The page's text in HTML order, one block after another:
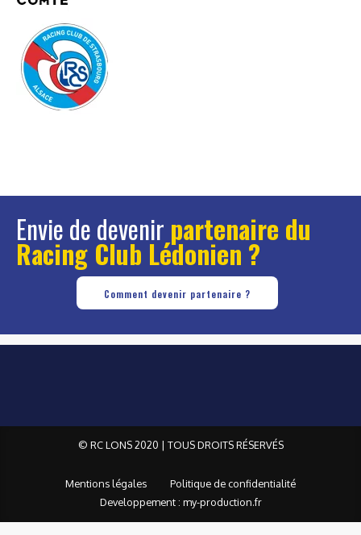
Envie de devenir partenaire du
Racing Club Lédonien ?
Comment devenir partenaire ?
© RC LONS 2020 | TOUS DROITS RÉSERVÉS
Mentions légales
Politique de confidentialité
Developpement : my-production.fr